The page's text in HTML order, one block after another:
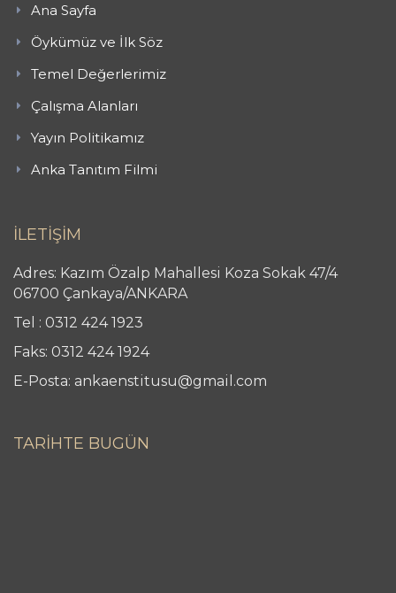
Ana Sayfa
Öykümüz ve İlk Söz
Temel Değerlerimiz
Çalışma Alanları
Yayın Politikamız
Anka Tanıtım Filmi
İLETİŞİM
Adres: Kazım Özalp Mahallesi Koza Sokak 47/4
06700 Çankaya/ANKARA
Tel : 0312 424 1923
Faks: 0312 424 1924
E-Posta: ankaenstitusu@gmail.com
TARİHTE BUGÜN